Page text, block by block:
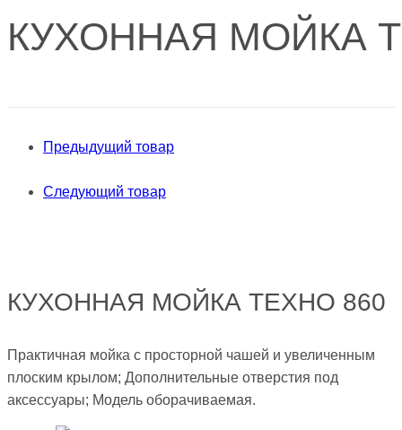
КУХОННАЯ МОЙКА
Предыдущий товар
Следующий товар
КУХОННАЯ МОЙКА ТЕХНО 860
Практичная мойка с просторной чашей и увеличенным
плоским крылом; Дополнительные отверстия под
аксессуары; Модель оборачиваемая.